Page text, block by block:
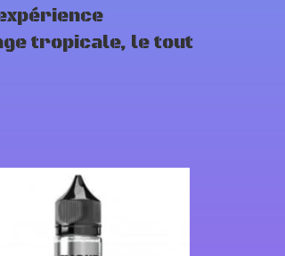
tropicale, le tout